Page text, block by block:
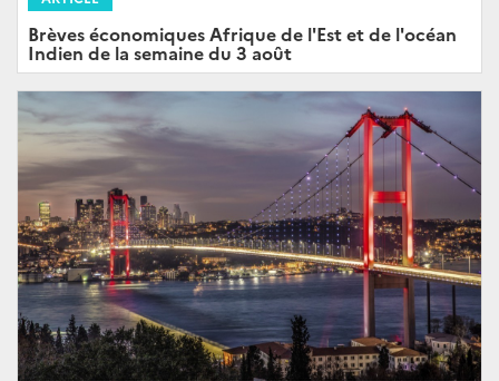
Brèves économiques Afrique de l'Est et de l'océan
Indien de la semaine du 3 août